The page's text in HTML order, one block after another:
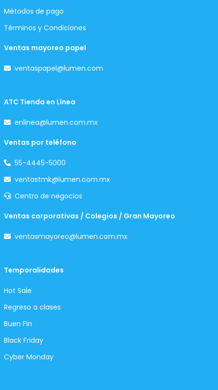
Métodos de pago
Términos y Condiciones
Ventas mayoreo papel
ventaspapel@lumen.com
ATC Tienda en Línea
enlinea@lumen.com.mx
Ventas por teléfono
55-4445-5000
ventastmk@lumen.com.mx
Centro de negocios
Ventas corporativas / Colegios / Gran Mayoreo
ventasmayoreo@lumen.com.mx
Temporalidades
Hot Sale
Regreso a clases
Buen Fin
Black Friday
Cyber Monday